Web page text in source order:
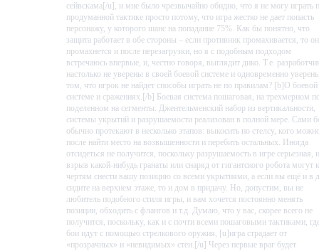
сейвскама[/u], и мне было чрезвычайно обидно, что я не могу играть
продуманной тактике просто потому, что игра жестко не дает попасть
персонажу, у которого шанс на попадание 75%. Как бы понятно, что
защита работает в обе стороны – если противник промахивается, то он
промахнется и после перезагрузки, но я с подобным подходом
встречаюсь впервые, и, честно говоря, выглядит дико. Т.е.
настолько не уверены в своей боевой системе и одновременно
том, что игрок не найдет способы играть не по правилам? [b]О боевой
системе и сражениях.[/b] Боевая система пошаговая, на трехмерном
поделенном на сегменты. Джентельменский набор из вертикальности,
системы укрытий и разрушаемости реализован в полной мере. Сами
обычно протекают в несколько этапов: выкосить по стелсу, кого
после найти место на возвышенности и перебить остальных. Иногда
отсидеться не получится, поскольку разрушаемость в игре серьезная, и
взрыв какой-нибудь гранаты или снаряд от гигантского робота могут к
чертям снести вашу позицию со всеми укрытиями, а если вы ещё и в
сидите на верхнем этаже, то и дом в придачу. Но, допустим, вы не
любитель подобного стиля игры, и вам хочется постоянно менять
позиции, обходить с флангов и т.д. Думаю, что у вас, скорее всего не
получится, поскольку, как и с почти всеми пошаговыми тактиками,
бои идут с помощью стрелкового оружия, [u]игра страдает от
«прозрачных» и «невидимых» стен.[/u] Через первые враг будет